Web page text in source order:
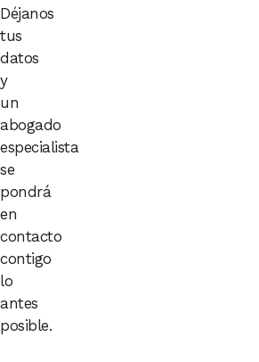
Déjanos
tus
datos
y
un
abogado
especialista
se
pondrá
en
contacto
contigo
lo
antes
posible.